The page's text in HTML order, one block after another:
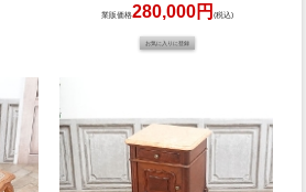
業販価格280,000円 (税込)